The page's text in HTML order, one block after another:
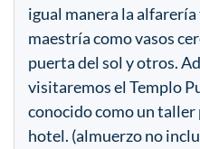
igual manera la
maestría como vasos
puerta del sol y otros.
visitaremos el Templo
conocido como un
hotel. (almuerzo no